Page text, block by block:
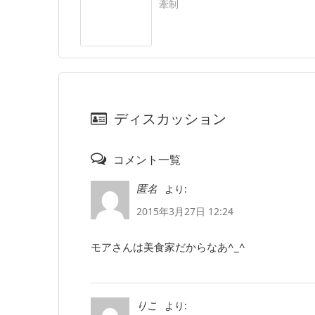
牽制
ディスカッション
コメント一覧
匿名
より:
2015年3月27日 12:24
モアさんは美食家だからなあ^_^
りこ より: